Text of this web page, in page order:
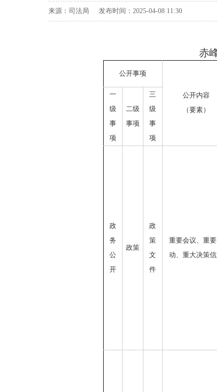
来源：司法局 发布时间：2025-04-08 11:30
赤
公开事项
公开内容
（要素）
一
级
事
项
二级
事项
三
级
事
项
政
务
公
开
政策
政
策
文
件
重要会议、重
动、重大决策